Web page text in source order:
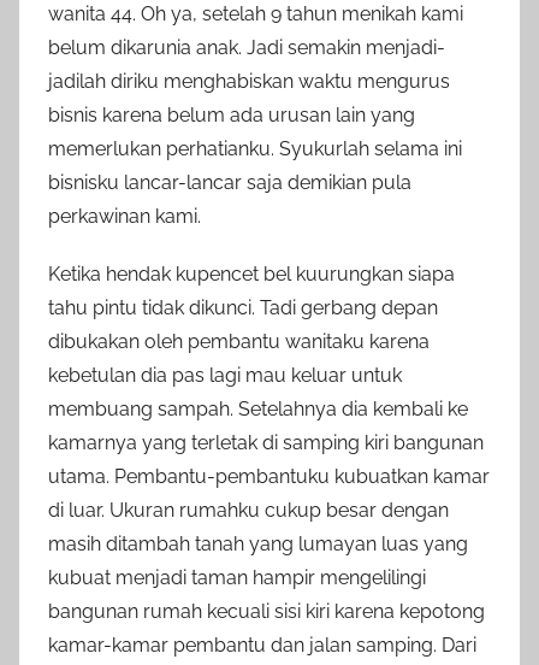
wanita 44. Oh ya, setelah 9 tahun menikah kami
belum dikarunia anak. Jadi semakin menjadi-
jadilah diriku menghabiskan waktu mengurus
bisnis karena belum ada urusan lain yang
memerlukan perhatianku. Syukurlah selama ini
bisnisku lancar-lancar saja demikian pula
perkawinan kami.
Ketika hendak kupencet bel kuurungkan siapa
tahu pintu tidak dikunci. Tadi gerbang depan
dibukakan oleh pembantu wanitaku karena
kebetulan dia pas lagi mau keluar untuk
membuang sampah. Setelahnya dia kembali ke
kamarnya yang terletak di samping kiri bangunan
utama. Pembantu-pembantuku kubuatkan kamar
di luar. Ukuran rumahku cukup besar dengan
masih ditambah tanah yang lumayan luas yang
kubuat menjadi taman hampir mengelilingi
bangunan rumah kecuali sisi kiri karena kepotong
kamar-kamar pembantu dan jalan samping. Dari